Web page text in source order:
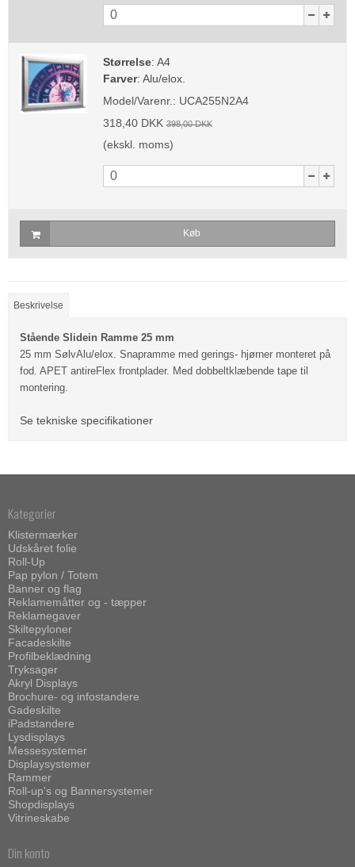
Størrelse: A4
Farver: Alu/elox.
Model/Varenr.: UCA255N2A4
318,40 DKK 398,00 DKK
(ekskl. moms)
Køb
Beskrivelse
Stående Slidein Ramme 25 mm
25 mm SølvAlu/elox. Snapramme med gerings- hjørner monteret på
fod. APET antireFlex frontplader. Med dobbeltklæbende tape til
montering.
Se tekniske specifikationer
Kategorier
Klistermærker
Udskåret folie
Roll-Up
Pap pylon / Totem
Banner og flag
Reklamemåtter og - tæpper
Reklamegaver
Skiltepyloner
Facadeskilte
Profilbeklædning
Tryksager
Akryl Displays
Brochure- og infostandere
Gadeskilte
iPadstandere
Lysdisplays
Messesystemer
Displaysystemer
Rammer
Roll-up's og Bannersystemer
Shopdisplays
Vitrineskabe
Din konto